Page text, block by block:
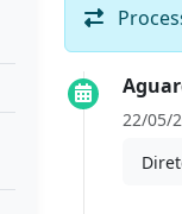
22/05/